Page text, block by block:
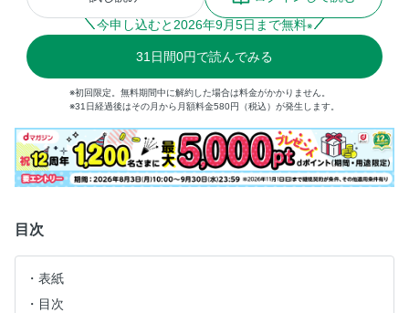
今申し込むと 2026年9月5日まで無料※
31 日間0円で読んでみる
※初回限定。無料期間中に解約した場合は料金がかかりません。
※31日経過後はその月から月額料金580円（税込）が発生します。
目次
表紙
目次